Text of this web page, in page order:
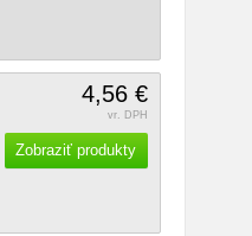
4,56 €
vr. DPH
Zobraziť produkty